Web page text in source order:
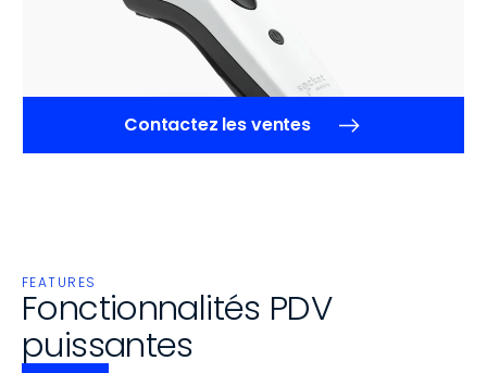
Contactez les ventes
FEATURES
Fonctionnalités PDV
puissantes